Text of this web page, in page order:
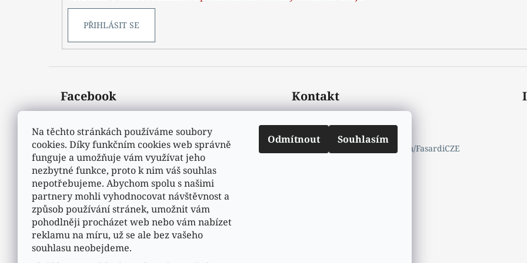
Na těchto stránkách používáme soubory
cookies. Díky funkčním cookies web správně
funguje a umožňuje vám využívat jeho
nezbytné funkce, proto k nim váš souhlas
nepotřebujeme. Abychom spolu s našimi
partnery mohli vyhodnocovat návštěvnost a
způsob používání stránek, umožnit vám
pohodlněji procházet web nebo vám nabízet
reklamu na míru, už se ale bez vašeho
souhlasu neobejdeme.
Odmítnout Souhlasím
PŘIHLÁSIT SE
Facebook Kontakt
770632600
https://www.facebook.com/FasardiCZE